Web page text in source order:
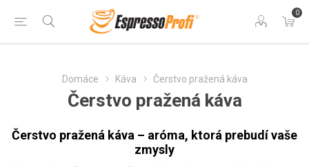
0
Domáce Káva Čerstvo pražená káva
Čerstvo pražená káva
Čerstvo pražená káva – aróma, ktorá prebudí vaše
zmysly